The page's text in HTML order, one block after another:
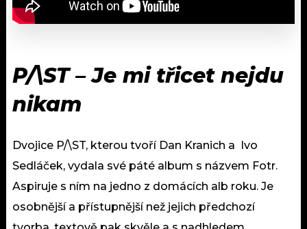
P/\ST – Je mi třicet nejdu
nikam
Dvojice P/\ST, kterou tvoří Dan Kranich a Ivo
Sedláček, vydala své páté album s názvem Fotr.
Aspiruje s ním na jedno z domácích alb roku. Je
osobnější a přístupnější než jejich předchozí